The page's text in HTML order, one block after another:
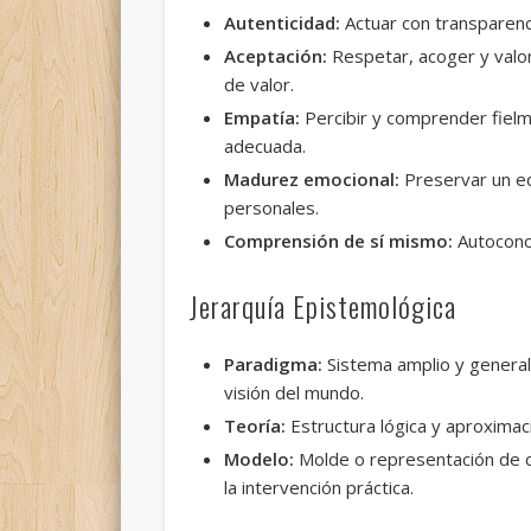
Autenticidad: Actuar con
Aceptación: Respetar, acoger y
de valor.
Empatía: Percibir y comprender
adecuada.
Madurez emocional: Preservar un
personales.
Comprensión de sí mismo:
Jerarquía Epistemológica
Paradigma: Sistema amplio y
visión del mundo.
Teoría: Estructura lógica y
Modelo: Molde o representación de
la intervención práctica.